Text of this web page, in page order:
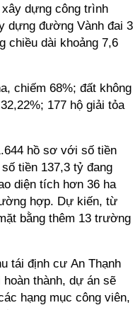
dựng công trình
dựng đường Vành đai 3
chiều dài khoảng 7,6
chiếm 68%; đất không
177 hộ giải tỏa
hồ sơ với số tiền
tiền 137,3 tỷ đang
diện tích hơn 36 ha
hợp. Dự kiến, từ
bằng thêm 13 trường
tái định cư An Thạnh
thành, dự án sẽ
hạng mục công viên,